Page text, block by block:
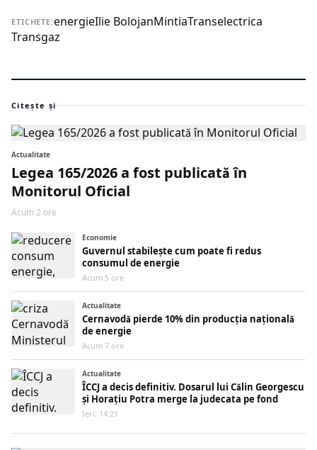
ETICHETE:energieIlie BolojanMintiaTranselectrica
Transgaz
Citește și
Actualitate
Legea 165/2026 a fost publicată în
Monitorul Oficial
Acum 2 ore
Economie
Guvernul stabilește cum poate fi redus
consumul de energie
Acum 5 ore
Actualitate
Cernavodă pierde 10% din producția națională
de energie
Acum 7 ore
Actualitate
ÎCCJ a decis definitiv. Dosarul lui Călin Georgescu
și Horațiu Potra merge la judecata pe fond
Ieri, 14:21